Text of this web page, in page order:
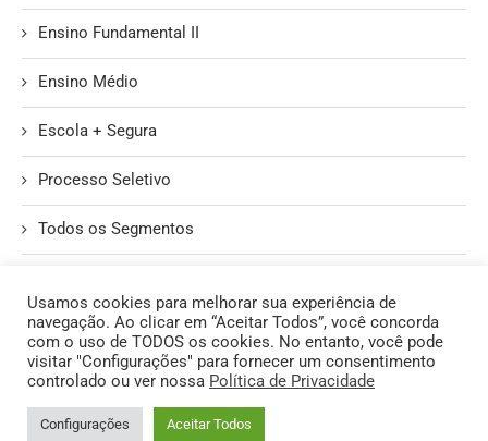
Ensino Fundamental II
Ensino Médio
Escola + Segura
Processo Seletivo
Todos os Segmentos
@2026 - Todos os Direitos Reservados. | Produzido pelo Núcleo de
Usamos cookies para melhorar sua experiência de
navegação. Ao clicar em “Aceitar Todos”, você concorda
com o uso de TODOS os cookies. No entanto, você pode
visitar "Configurações" para fornecer um consentimento
controlado ou ver nossa Política de Privacidade
Configurações Aceitar Todos